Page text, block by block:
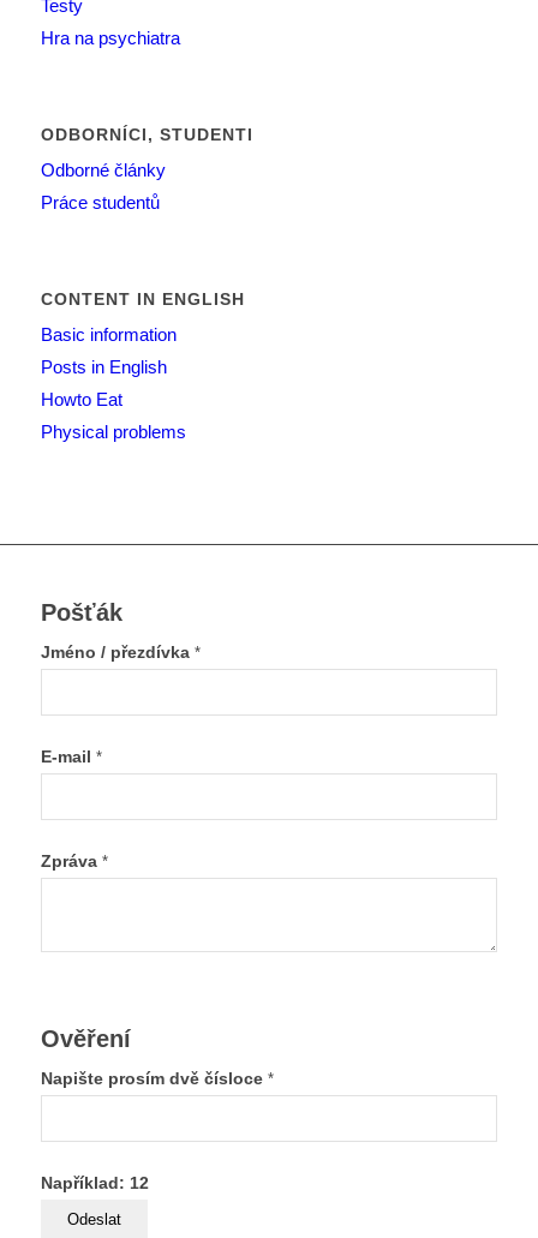
Testy
Hra na psychiatra
ODBORNÍCI, STUDENTI
Odborné články
Práce studentů
CONTENT IN ENGLISH
Basic information
Posts in English
Howto Eat
Physical problems
Pošťák
Jméno / přezdívka *
E-mail *
Zpráva *
Ověření
Napište prosím dvě čísloce *
Například: 12